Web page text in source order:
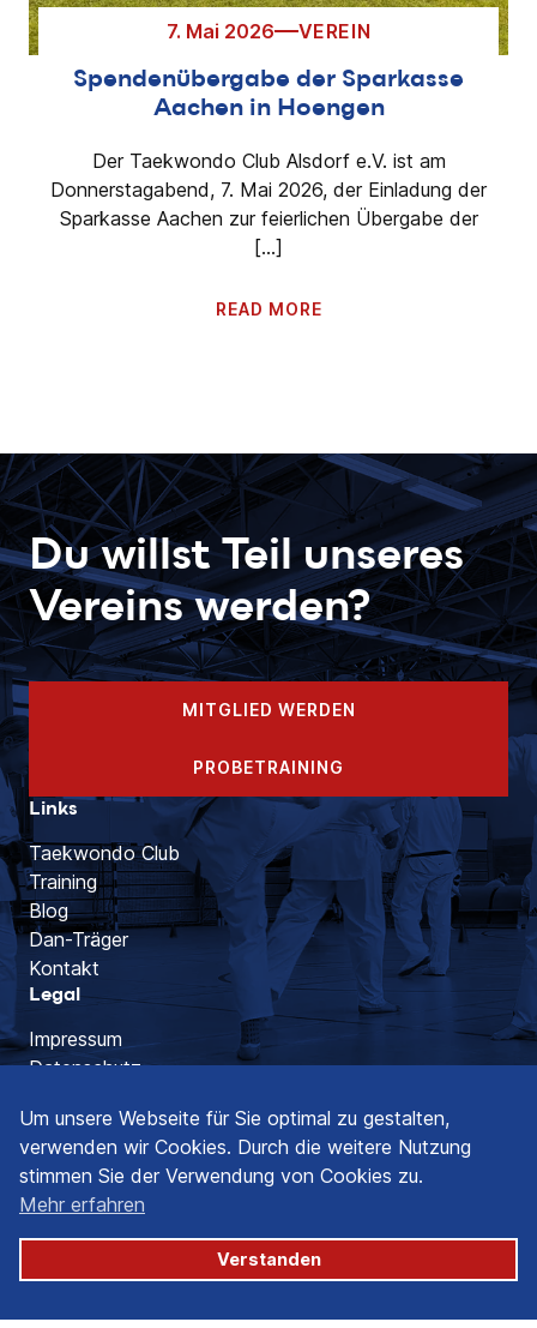
Um unsere Webseite für Sie optimal zu gestalten,
verwenden wir Cookies. Durch die weitere Nutzung
stimmen Sie der Verwendung von Cookies zu.
Mehr erfahren
Verstanden
7. Mai 2026 VEREIN
Spendenübergabe der Sparkasse
Aachen in Hoengen
Der Taekwondo Club Alsdorf e.V. ist am
Donnerstagabend, 7. Mai 2026, der Einladung der
Sparkasse Aachen zur feierlichen Übergabe der
[…]
READ MORE
Du willst Teil unseres
Vereins werden?
MITGLIED WERDEN
PROBETRAINING
Links
Taekwondo Club
Training
Blog
Dan-Träger
Kontakt
Legal
Impressum
Datenschutz
© 2026 Taekwondo Club Alsdorf e.V.
Made by